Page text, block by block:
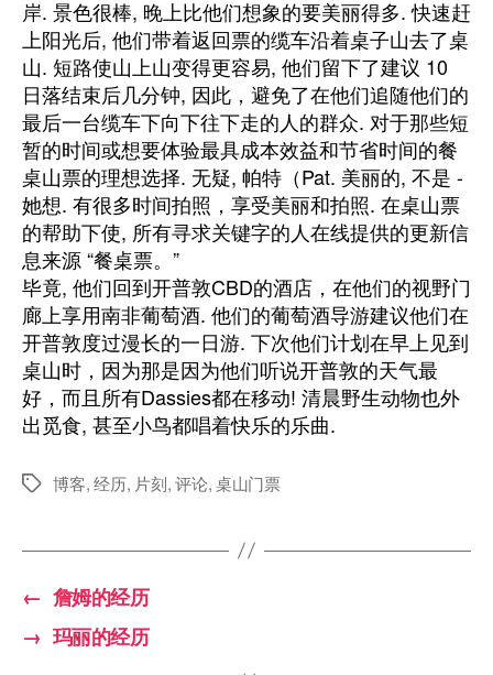
岸. 景色很棒, 晚上比他们想象的要美丽得多. 快速赶
上阳光后, 他们带着返回票的缆车沿着桌子山去了桌
山. 短路使山上山变得更容易, 他们留下了建议 10
日落结束后几分钟, 因此，避免了在他们追随他们的
最后一台缆车下向下往下走的人的群众. 对于那些短
暂的时间或想要体验最具成本效益和节省时间的餐
桌山票的理想选择. 无疑, 帕特（Pat. 美丽的, 不是 -
她想. 有很多时间拍照，享受美丽和拍照. 在桌山票
的帮助下使, 所有寻求关键字的人在线提供的更新信
息来源 “餐桌票。”
毕竟, 他们回到开普敦CBD的酒店，在他们的视野门
廊上享用南非葡萄酒. 他们的葡萄酒导游建议他们在
开普敦度过漫长的一日游. 下次他们计划在早上见到
桌山时，因为那是因为他们听说开普敦的天气最
好，而且所有Dassies都在移动! 清晨野生动物也外
出觅食, 甚至小鸟都唱着快乐的乐曲.
标
博客,经历, 片刻,评论,桌山门票
← 詹姆的经历
→ 玛丽的经历